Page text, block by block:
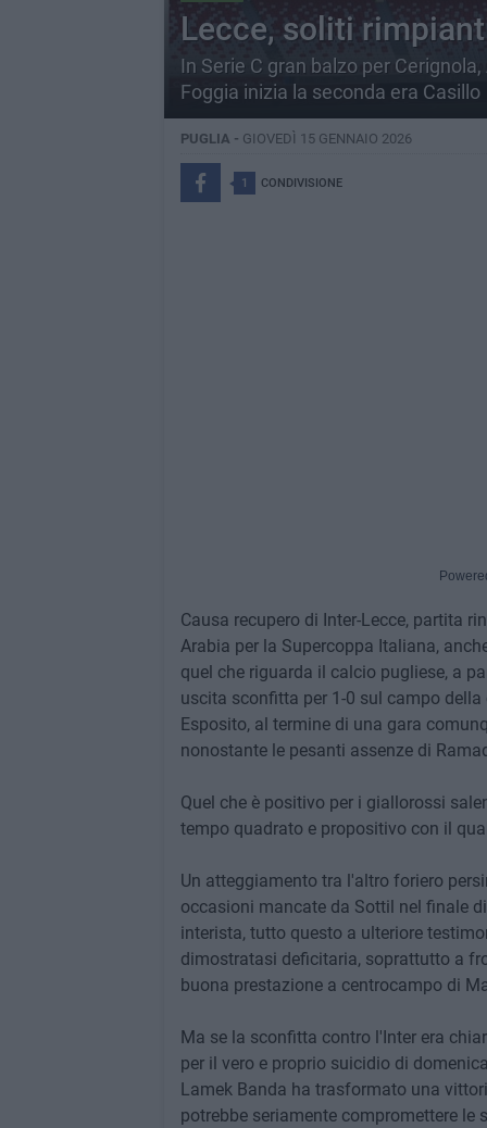
Lecce, soliti
In Serie C gran balzo per
Foggia inizia la seconda era Casillo
PUGLIA - GIOVEDÌ 15 GENNAIO 2026
1 CONDIVISIONE
Causa recupero di Inter-Lecce, partita
Arabia per la Supercoppa Italiana,
quel che riguarda il calcio pugliese, a
uscita sconfitta per 1-0 sul campo
Esposito, al termine di una gara
nonostante le pesanti assenze di
Quel che è positivo per i giallorossi
tempo quadrato e propositivo con il
Un atteggiamento tra l'altro foriero
occasioni mancate da Sottil nel finale
interista, tutto questo a ulteriore
dimostratasi deficitaria, soprattutto a
buona prestazione a centrocampo di
Ma se la sconfitta contro l'Inter era
per il vero e proprio suicidio di
Lamek Banda ha trasformato una
potrebbe seriamente compromettere le